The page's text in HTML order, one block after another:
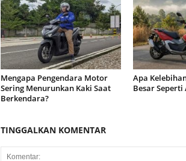
Mengapa Pengendara Motor
Sering Menurunkan Kaki Saat
Berkendara?
Apa
Besar Seperti
TINGGALKAN KOMENTAR